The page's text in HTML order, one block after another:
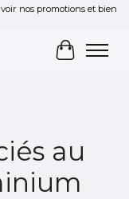
nos promotions et bien
Panier
au